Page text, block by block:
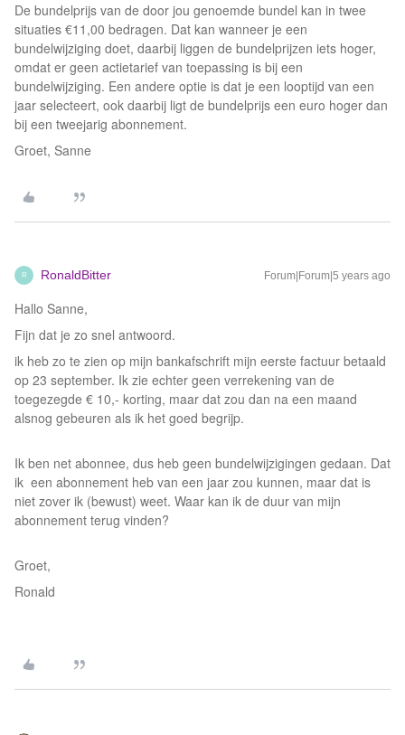
De bundelprijs van de door jou genoemde bundel kan in twee
situaties €11,00 bedragen. Dat kan wanneer je een
bundelwijziging doet, daarbij liggen de bundelprijzen iets hoger,
omdat er geen actietarief van toepassing is bij een
bundelwijziging. Een andere optie is dat je een looptijd van een
jaar selecteert, ook daarbij ligt de bundelprijs een euro hoger dan
bij een tweejarig abonnement.
Groet, Sanne
R RonaldBitter Forum|Forum|5 years ago
Hallo Sanne,
Fijn dat je zo snel antwoord.
ik heb zo te zien op mijn bankafschrift mijn eerste factuur betaald
op 23 september. Ik zie echter geen verrekening van de
toegezegde € 10,- korting, maar dat zou dan na een maand
alsnog gebeuren als ik het goed begrijp.
Ik ben net abonnee, dus heb geen bundelwijzigingen gedaan. Dat
ik een abonnement heb van een jaar zou kunnen, maar dat is
niet zover ik (bewust) weet. Waar kan ik de duur van mijn
abonnement terug vinden?
Groet,
Ronald